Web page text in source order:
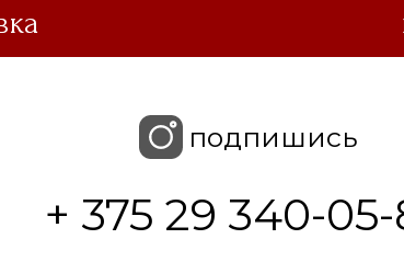
подпишись
+ 375 29 340-